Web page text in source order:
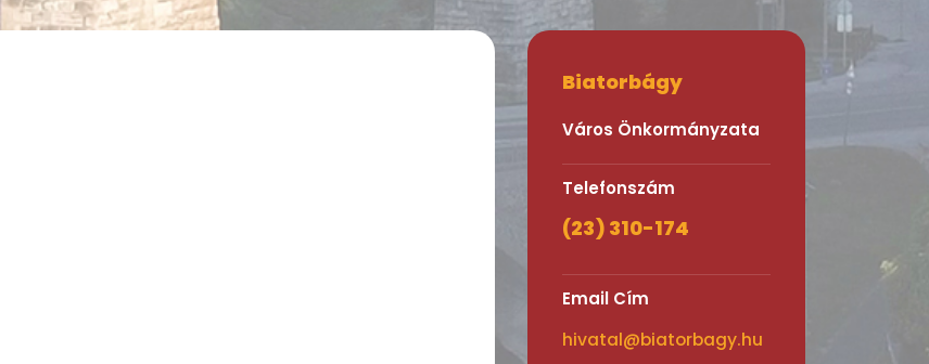
Biatorbágy
Város Önkormányzata
Telefonszám
(23) 310-174
Email Cím
hivatal@biatorbagy.hu